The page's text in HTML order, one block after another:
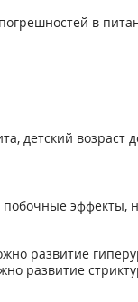
в
детский возраст
эффекты,
развитие
развитие